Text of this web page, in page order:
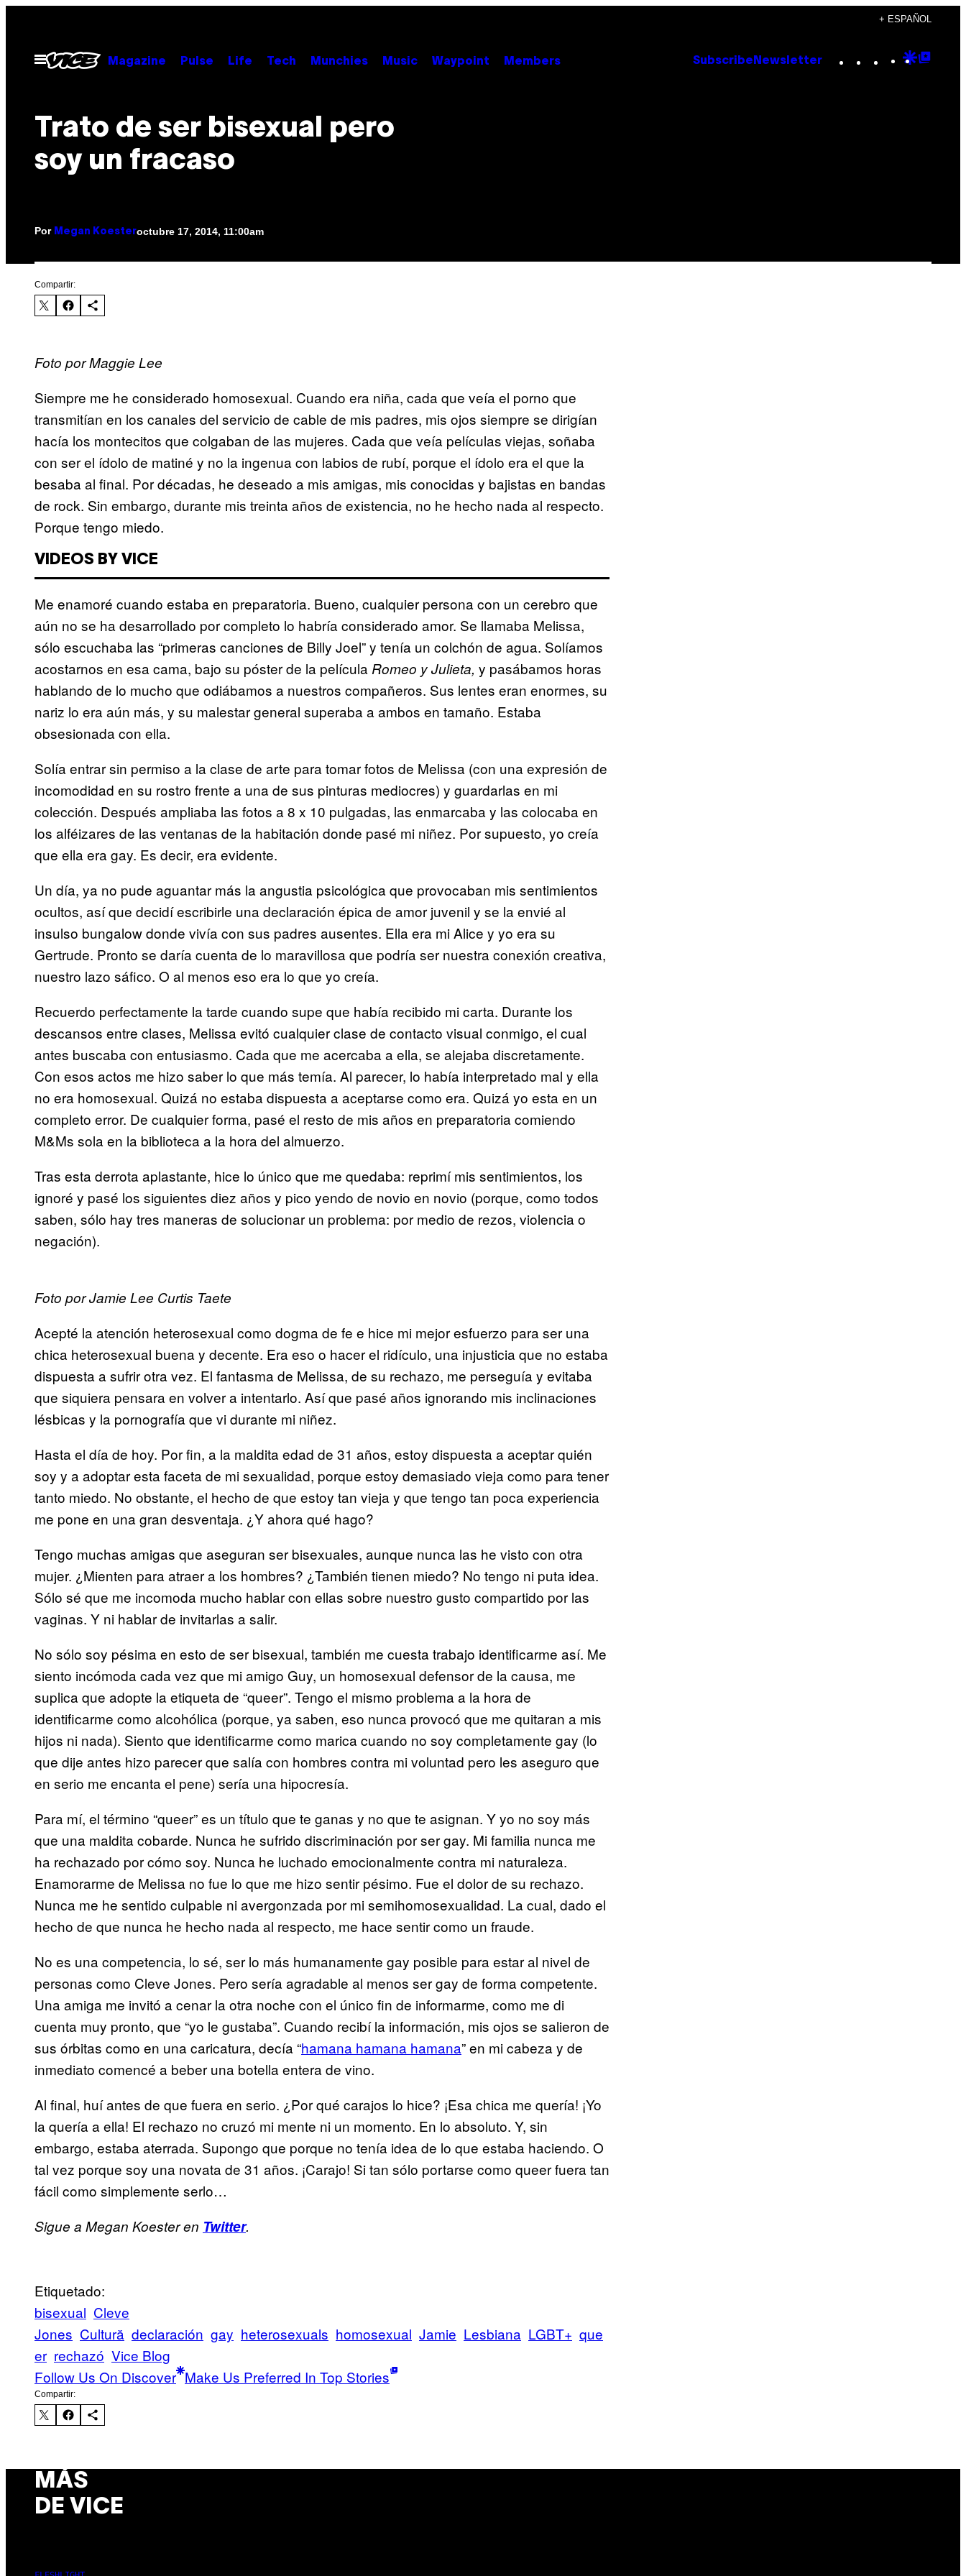
contenido
+ ESPAÑOL
Abrir
Menú
Magazine Pulse Life Tech Munchies Music Waypoint Members Subscribe Newsletter Instagram
TikTok
YouTube
Google
Trato de ser bisexual pero
soy un fracaso
Por Megan Koesteroctubre 17, 2014, 11:00am
Compartir:
Foto por Maggie Lee
Siempre me he considerado homosexual. Cuando era niña, cada que veía el porno que
transmitían en los canales del servicio de cable de mis padres, mis ojos siempre se dirigían
hacía los montecitos que colgaban de las mujeres. Cada que veía películas viejas, soñaba
con ser el ídolo de matiné y no la ingenua con labios de rubí, porque el ídolo era el que la
besaba al final. Por décadas, he deseado a mis amigas, mis conocidas y bajistas en bandas
de rock. Sin embargo, durante mis treinta años de existencia, no he hecho nada al respecto.
Porque tengo miedo.
VIDEOS BY VICE
Me enamoré cuando estaba en preparatoria. Bueno, cualquier persona con un cerebro que
aún no se ha desarrollado por completo lo habría considerado amor. Se llamaba Melissa,
sólo escuchaba las “primeras canciones de Billy Joel” y tenía un colchón de agua. Solíamos
acostarnos en esa cama, bajo su póster de la película Romeo y Julieta, y pasábamos horas
hablando de lo mucho que odiábamos a nuestros compañeros. Sus lentes eran enormes, su
nariz lo era aún más, y su malestar general superaba a ambos en tamaño. Estaba
obsesionada con ella.
Solía entrar sin permiso a la clase de arte para tomar fotos de Melissa (con una expresión de
incomodidad en su rostro frente a una de sus pinturas mediocres) y guardarlas en mi
colección. Después ampliaba las fotos a 8 x 10 pulgadas, las enmarcaba y las colocaba en
los alféizares de las ventanas de la habitación donde pasé mi niñez. Por supuesto, yo creía
que ella era gay. Es decir, era evidente.
Un día, ya no pude aguantar más la angustia psicológica que provocaban mis sentimientos
ocultos, así que decidí escribirle una declaración épica de amor juvenil y se la envié al
insulso bungalow donde vivía con sus padres ausentes. Ella era mi Alice y yo era su
Gertrude. Pronto se daría cuenta de lo maravillosa que podría ser nuestra conexión creativa,
nuestro lazo sáfico. O al menos eso era lo que yo creía.
Recuerdo perfectamente la tarde cuando supe que había recibido mi carta. Durante los
descansos entre clases, Melissa evitó cualquier clase de contacto visual conmigo, el cual
antes buscaba con entusiasmo. Cada que me acercaba a ella, se alejaba discretamente.
Con esos actos me hizo saber lo que más temía. Al parecer, lo había interpretado mal y ella
no era homosexual. Quizá no estaba dispuesta a aceptarse como era. Quizá yo esta en un
completo error. De cualquier forma, pasé el resto de mis años en preparatoria comiendo
M&Ms sola en la biblioteca a la hora del almuerzo.
Tras esta derrota aplastante, hice lo único que me quedaba: reprimí mis sentimientos, los
ignoré y pasé los siguientes diez años y pico yendo de novio en novio (porque, como todos
saben, sólo hay tres maneras de solucionar un problema: por medio de rezos, violencia o
negación).
Foto por Jamie Lee Curtis Taete
Acepté la atención heterosexual como dogma de fe e hice mi mejor esfuerzo para ser una
chica heterosexual buena y decente. Era eso o hacer el ridículo, una injusticia que no estaba
dispuesta a sufrir otra vez. El fantasma de Melissa, de su rechazo, me perseguía y evitaba
que siquiera pensara en volver a intentarlo. Así que pasé años ignorando mis inclinaciones
lésbicas y la pornografía que vi durante mi niñez.
Hasta el día de hoy. Por fin, a la maldita edad de 31 años, estoy dispuesta a aceptar quién
soy y a adoptar esta faceta de mi sexualidad, porque estoy demasiado vieja como para tener
tanto miedo. No obstante, el hecho de que estoy tan vieja y que tengo tan poca experiencia
me pone en una gran desventaja. ¿Y ahora qué hago?
Tengo muchas amigas que aseguran ser bisexuales, aunque nunca las he visto con otra
mujer. ¿Mienten para atraer a los hombres? ¿También tienen miedo? No tengo ni puta idea.
Sólo sé que me incomoda mucho hablar con ellas sobre nuestro gusto compartido por las
vaginas. Y ni hablar de invitarlas a salir.
No sólo soy pésima en esto de ser bisexual, también me cuesta trabajo identificarme así. Me
siento incómoda cada vez que mi amigo Guy, un homosexual defensor de la causa, me
suplica que adopte la etiqueta de “queer”. Tengo el mismo problema a la hora de
identificarme como alcohólica (porque, ya saben, eso nunca provocó que me quitaran a mis
hijos ni nada). Siento que identificarme como marica cuando no soy completamente gay (lo
que dije antes hizo parecer que salía con hombres contra mi voluntad pero les aseguro que
en serio me encanta el pene) sería una hipocresía.
Para mí, el término “queer” es un título que te ganas y no que te asignan. Y yo no soy más
que una maldita cobarde. Nunca he sufrido discriminación por ser gay. Mi familia nunca me
ha rechazado por cómo soy. Nunca he luchado emocionalmente contra mi naturaleza.
Enamorarme de Melissa no fue lo que me hizo sentir pésimo. Fue el dolor de su rechazo.
Nunca me he sentido culpable ni avergonzada por mi semihomosexualidad. La cual, dado el
hecho de que nunca he hecho nada al respecto, me hace sentir como un fraude.
No es una competencia, lo sé, ser lo más humanamente gay posible para estar al nivel de
personas como Cleve Jones. Pero sería agradable al menos ser gay de forma competente.
Una amiga me invitó a cenar la otra noche con el único fin de informarme, como me di
cuenta muy pronto, que “yo le gustaba”. Cuando recibí la información, mis ojos se salieron de
sus órbitas como en una caricatura, decía “hamana hamana hamana” en mi cabeza y de
inmediato comencé a beber una botella entera de vino.
Al final, huí antes de que fuera en serio. ¿Por qué carajos lo hice? ¡Esa chica me quería! ¡Yo
la quería a ella! El rechazo no cruzó mi mente ni un momento. En lo absoluto. Y, sin
embargo, estaba aterrada. Supongo que porque no tenía idea de lo que estaba haciendo. O
tal vez porque soy una novata de 31 años. ¡Carajo! Si tan sólo portarse como queer fuera tan
fácil como simplemente serlo…
Sigue a Megan Koester en Twitter.
Etiquetado:
bisexual Cleve
Jones Cultură declaración gay heterosexuals homosexual Jamie Lesbiana LGBT+ que
er rechazó Vice Blog
Follow Us On Discover Make Us Preferred In Top Stories
Compartir:
MÁS
DE VICE